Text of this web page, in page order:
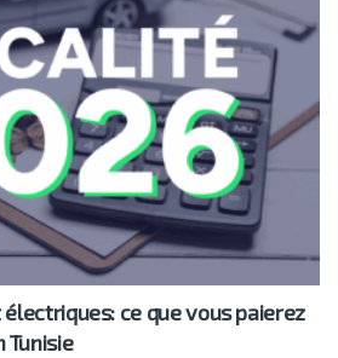
ce que vous paierez
Tunisie